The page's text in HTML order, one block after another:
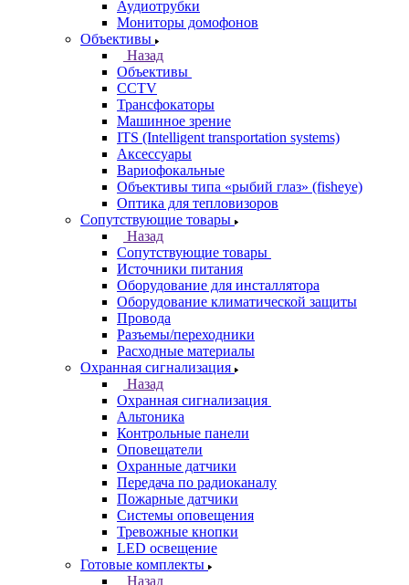
Аудиотрубки
Мониторы домофонов
Объективы
Назад
Объективы
CCTV
Трансфокаторы
Машинное зрение
ITS (Intelligent transportation systems)
Аксессуары
Вариофокальные
Объективы типа «рыбий глаз» (fisheye)
Оптика для тепловизоров
Сопутствующие товары
Назад
Сопутствующие товары
Источники питания
Оборудование для инсталлятора
Оборудование климатической защиты
Провода
Разъемы/переходники
Расходные материалы
Охранная сигнализация
Назад
Охранная сигнализация
Альтоника
Контрольные панели
Оповещатели
Охранные датчики
Передача по радиоканалу
Пожарные датчики
Системы оповещения
Тревожные кнопки
LED освещение
Готовые комплекты
Назад